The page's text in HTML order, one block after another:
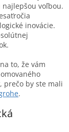
najlepšou voľbou.
inovácie.
to, že vám
prečo by ste mali
.